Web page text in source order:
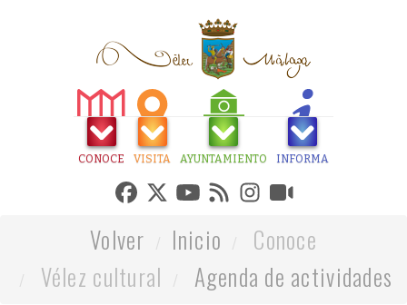
CONOCE VISITA AYUNTAMIENTO INFORMA
Volver Inicio
Conoce
Vélez cultural
Agenda de actividades